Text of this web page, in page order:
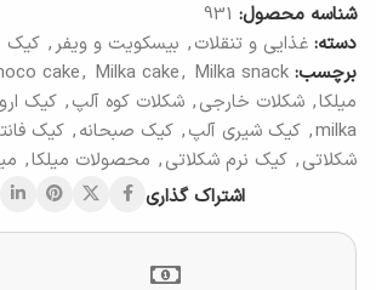
شناسه محصول: 931
دسته: غذایی و تنقلات, بیسکویت و ویفر, کیک
برچسب:
cake, Milka cake, Milka snack
میلکا, شکلات خارجی, شکلات کوه آلپ, کیک
milka
, کیک شیری آلپ, کیک صبحانه, کیک
شکلاتی, کیک نرم شکلاتی, محصولات میلکا,
اشتراک گذاری